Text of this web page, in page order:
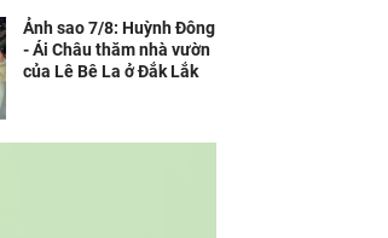
Ảnh sao 7/8: Huỳnh Đông
- Ái Châu thăm nhà vườn
của Lê Bê La ở Đắk Lắk